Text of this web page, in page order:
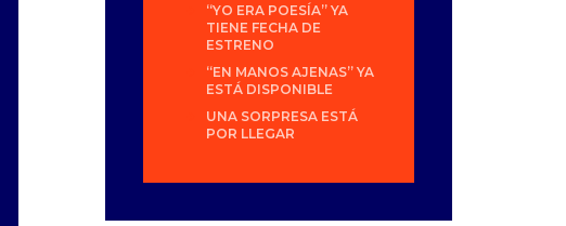
“YO ERA POESÍA” YA
TIENE FECHA DE
ESTRENO
“EN MANOS AJENAS” YA
ESTÁ DISPONIBLE
UNA SORPRESA ESTÁ
POR LLEGAR